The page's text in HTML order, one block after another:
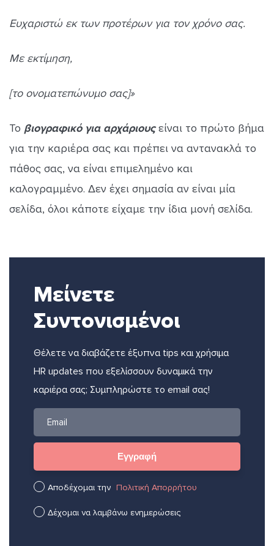
Ευχαριστώ εκ των προτέρων για τον χρόνο σας.
Με εκτίμηση,
[το ονοματεπώνυμο σας]»
Το βιογραφικό για αρχάριους είναι το πρώτο βήμα
για την καριέρα σας και πρέπει να αντανακλά το
πάθος σας, να είναι επιμελημένο και
καλογραμμένο. Δεν έχει σημασία αν είναι μία
σελίδα, όλοι κάποτε είχαμε την ίδια μονή σελίδα.
Μείνετε
Συντονισμένοι
Θέλετε να διαβάζετε έξυπνα tips και χρήσιμα
HR updates που εξελίσσουν δυναμικά την
καριέρα σας; Συμπληρώστε το email σας!
Αποδέχομαι την Πολιτική Απορρήτου
Δέχομαι να λαμβάνω ενημερώσεις